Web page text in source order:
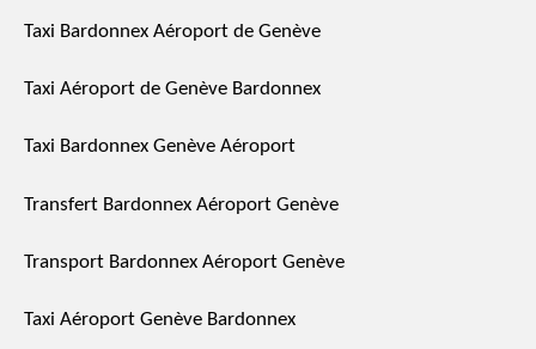
Taxi Bardonnex Aéroport de Genève
Taxi Aéroport de Genève Bardonnex
Taxi Bardonnex Genève Aéroport
Transfert Bardonnex Aéroport Genève
Transport Bardonnex Aéroport Genève
Taxi Aéroport Genève Bardonnex